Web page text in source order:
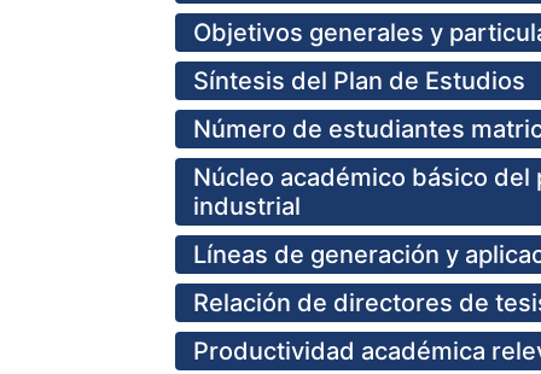
Objetivos generales y
Síntesis del Plan de Estudios
Número de estudiantes
Núcleo académico básico
industrial
Líneas de generación y
Relación de directores de
Productividad académica